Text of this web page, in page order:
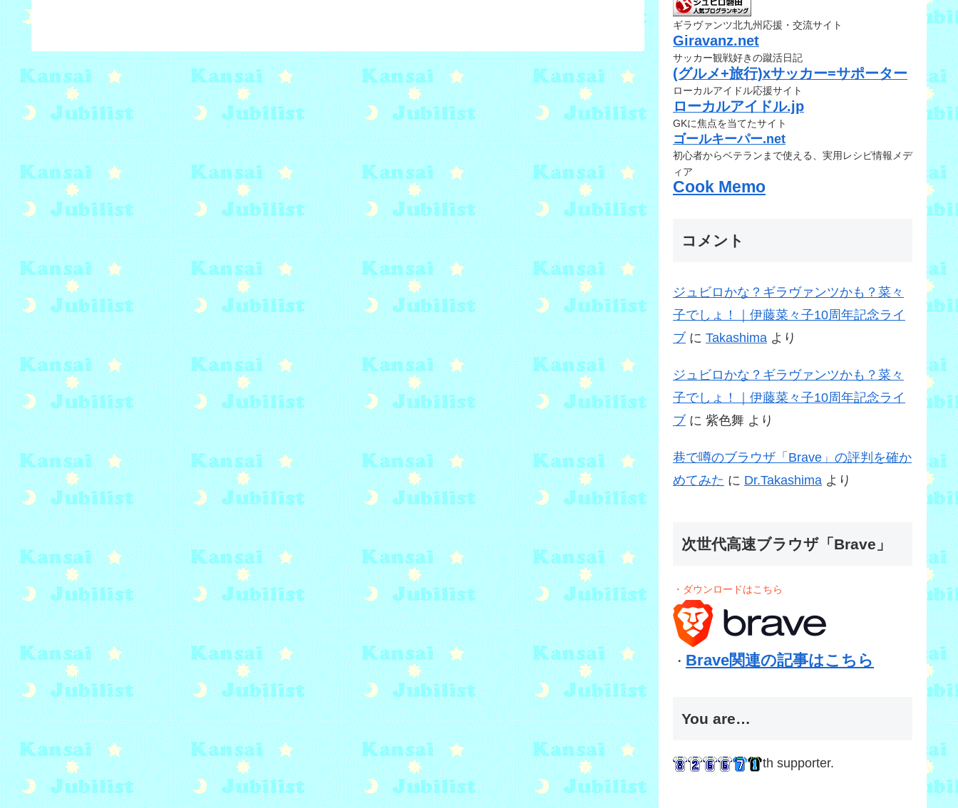
ギラヴァンツ北九州応援・交流サイト
Giravanz.net
サッカー観戦好きの蹴活日記
(グルメ+旅行)xサッカー=サポーター
ローカルアイドル応援サイト
ローカルアイドル.jp
GKに焦点を当てたサイト
ゴールキーパー.net
初心者からベテランまで使える、実用レシピ情報メデ
ィア
Cook Memo
コメント
ジュビロかな？ギラヴァンツかも？菜々
子でしょ！｜伊藤菜々子10周年記念ライ
ブ に Takashima より
ジュビロかな？ギラヴァンツかも？菜々
子でしょ！｜伊藤菜々子10周年記念ライ
ブ に 紫色舞 より
巷で噂のブラウザ「Brave」の評判を確か
めてみた に Dr.Takashima より
次世代高速ブラウザ「Brave」
・ダウンロードはこちら
・ Brave関連の記事はこちら
You are…
th supporter.